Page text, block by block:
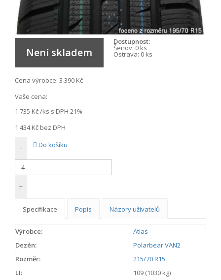
Není skladem
Dostupnost:
Šenov: 0 ks
Ostrava: 0 ks
Cena výrobce: 3 390 Kč
Vaše cena:
1 735 Kč/ks s DPH 21%
1 434 Kč bez DPH
-
+
Do košíku
Specifikace Popis Názory uživatelů
Výrobce:
Atlas
Dezén:
Polarbear VAN2
Rozměr:
215/70 R15
LI:
109 (1030 kg)